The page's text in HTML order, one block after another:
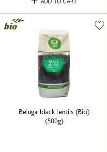
Beluga black lentils (Bio)
(500g)